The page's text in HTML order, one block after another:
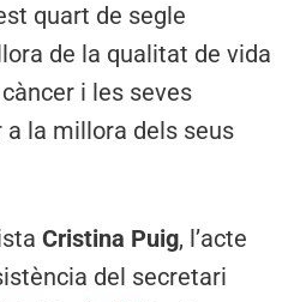
quart de segle
de la qualitat de vida
i les seves
la millora dels seus
Cristina Puig, l’acte
del secretari